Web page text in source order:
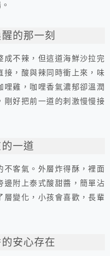
的那一刻
成不辣，但這道海鮮沙拉完
接，酸與辣同時衝上來，味
哩雞，咖哩香氣濃郁卻溫潤
剛好把前一道的刺激慢慢接
一道
不客氣。外層炸得酥，裡面
邊附上泰式酸甜醬，簡單沾
層變化，小孩會喜歡，長輩
安心存在